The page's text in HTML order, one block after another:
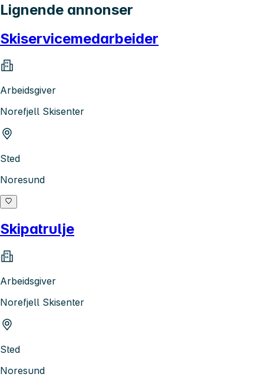
Lignende annonser
Skiservicemedarbeider
Arbeidsgiver
Norefjell Skisenter
Sted
Noresund
Skipatrulje
Arbeidsgiver
Norefjell Skisenter
Sted
Noresund